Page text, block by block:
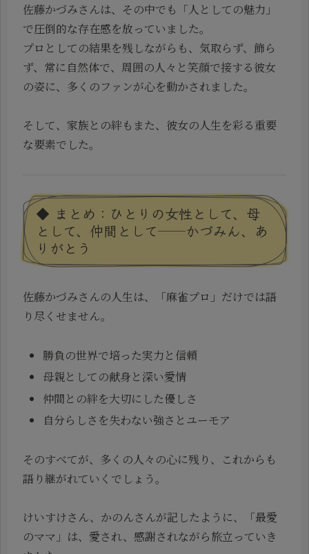
佐藤かづみさんは、その中でも「人としての魅力」
で圧倒的な存在感を放っていました。
プロとしての結果を残しながらも、気取らず、飾ら
ず、常に自然体で、周囲の人々と笑顔で接する彼女
の姿に、多くのファンが心を動かされました。
そして、家族との絆もまた、彼女の人生を彩る重要
な要素でした。
◆ まとめ：ひとりの女性として、母
として、仲間として──かづみん、あ
りがとう
佐藤かづみさんの人生は、「麻雀プロ」だけでは語
り尽くせません。
勝負の世界で培った実力と信頼
母親としての献身と深い愛情
仲間との絆を大切にした優しさ
自分らしさを失わない強さとユーモア
そのすべてが、多くの人々の心に残り、これからも
語り継がれていくでしょう。
けいすけさん、かのんさんが記したように、「最愛
のママ」は、愛され、感謝されながら旅立っていき